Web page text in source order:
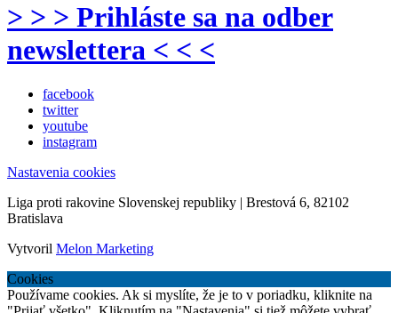
> > > Prihláste sa na odber
newslettera < < <
facebook
twitter
youtube
instagram
Nastavenia cookies
Liga proti rakovine Slovenskej republiky | Brestová 6, 82102
Bratislava
Vytvoril Melon Marketing
Cookies
Používame cookies. Ak si myslíte, že je to v poriadku, kliknite na